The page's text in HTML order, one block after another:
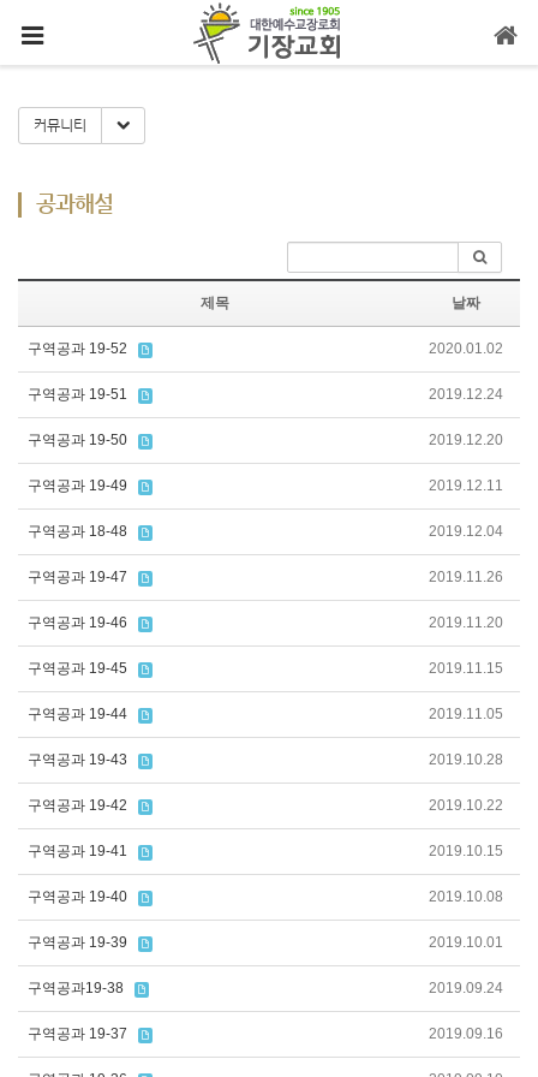
커뮤니티 Toggle Dropdown
공과해설
제목 날짜
구역공과 19-52 2020.01.02
구역공과 19-51 2019.12.24
구역공과 19-50 2019.12.20
구역공과 19-49 2019.12.11
구역공과 18-48 2019.12.04
구역공과 19-47 2019.11.26
구역공과 19-46 2019.11.20
구역공과 19-45 2019.11.15
구역공과 19-44 2019.11.05
구역공과 19-43 2019.10.28
구역공과 19-42 2019.10.22
구역공과 19-41 2019.10.15
구역공과 19-40 2019.10.08
구역공과 19-39 2019.10.01
구역공과19-38 2019.09.24
구역공과 19-37 2019.09.16